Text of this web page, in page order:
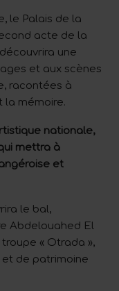
le Palais de la
acte de la
une
et aux scènes
racontées à
la mémoire.
nationale,
mettra à
et
le bal,
Abdelouahed El
« Otrada »,
de patrimoine